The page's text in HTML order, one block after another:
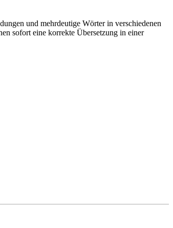
und mehrdeutige Wörter in verschiedenen
sofort eine korrekte Übersetzung in einer